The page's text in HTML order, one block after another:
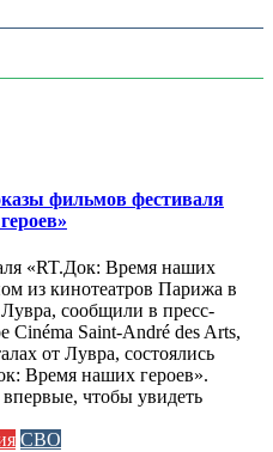
фильмов фестиваля
«RT.Док: Время наших
из кинотеатров Парижа в
Лувра, сообщили в пресс-
Cinéma Saint-André des Arts,
от Лувра, состоялись
Время наших героев».
чтобы увидеть
СВО